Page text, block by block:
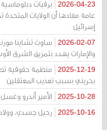
2026-04-23
برقيات دبلوماسية
عامة مفادها أن الولايات
إسرائيل
2026-02-07
ساوث تشاينا
والإمارات يهدد بتمزيق الشرق
2025-12-19
منظمة حقوقية
بحريني بسبب تعذيب المعتقلين
2025-10-28 الأمير أندرو
2025-10-16 رحيل جسدي،